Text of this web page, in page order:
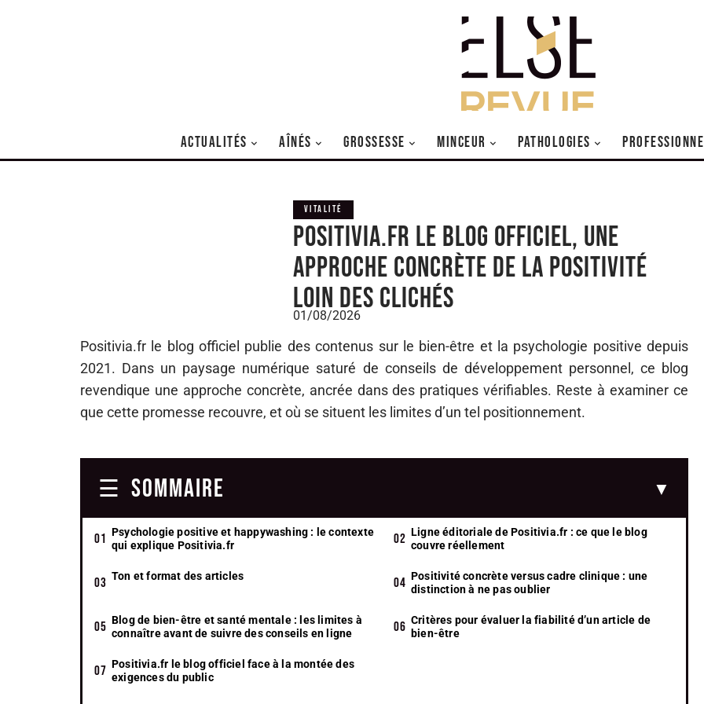
ACTUALITÉS AÎNÉS GROSSESSE MINCEUR PATHOLOGIES
VITALITÉ
Positivia.fr Le Blog Officiel, une
approche concrète de la positivité
loin des clichés
01/08/2026
Positivia.fr le blog officiel publie des contenus sur le bien-être et la psychologie positive depuis
2021. Dans un paysage numérique saturé de conseils de développement personnel, ce blog
revendique une approche concrète, ancrée dans des pratiques vérifiables. Reste à examiner ce
que cette promesse recouvre, et où se situent les limites d’un tel positionnement.
SOMMAIRE
Psychologie positive et happywashing : le contexte
qui explique Positivia.fr
Ligne éditoriale de Positivia.fr : ce que le blog
couvre réellement
Ton et format des articles
Positivité concrète versus cadre clinique : une
distinction à ne pas oublier
Blog de bien-être et santé mentale : les limites à
connaître avant de suivre des conseils en ligne
Critères pour évaluer la fiabilité d’un article de
bien-être
Positivia.fr le blog officiel face à la montée des
exigences du public